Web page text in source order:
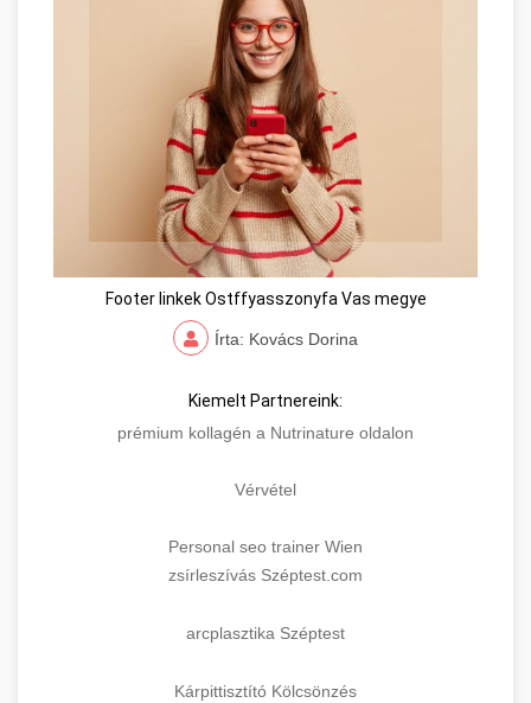
Footer linkek Ostffyasszonyfa Vas megye
Írta: Kovács Dorina
Kiemelt Partnereink:
prémium kollagén a Nutrinature oldalon
Vérvétel
Personal seo trainer Wien
zsírleszívás Széptest.com
arcplasztika Széptest
Kárpittisztító Kölcsönzés